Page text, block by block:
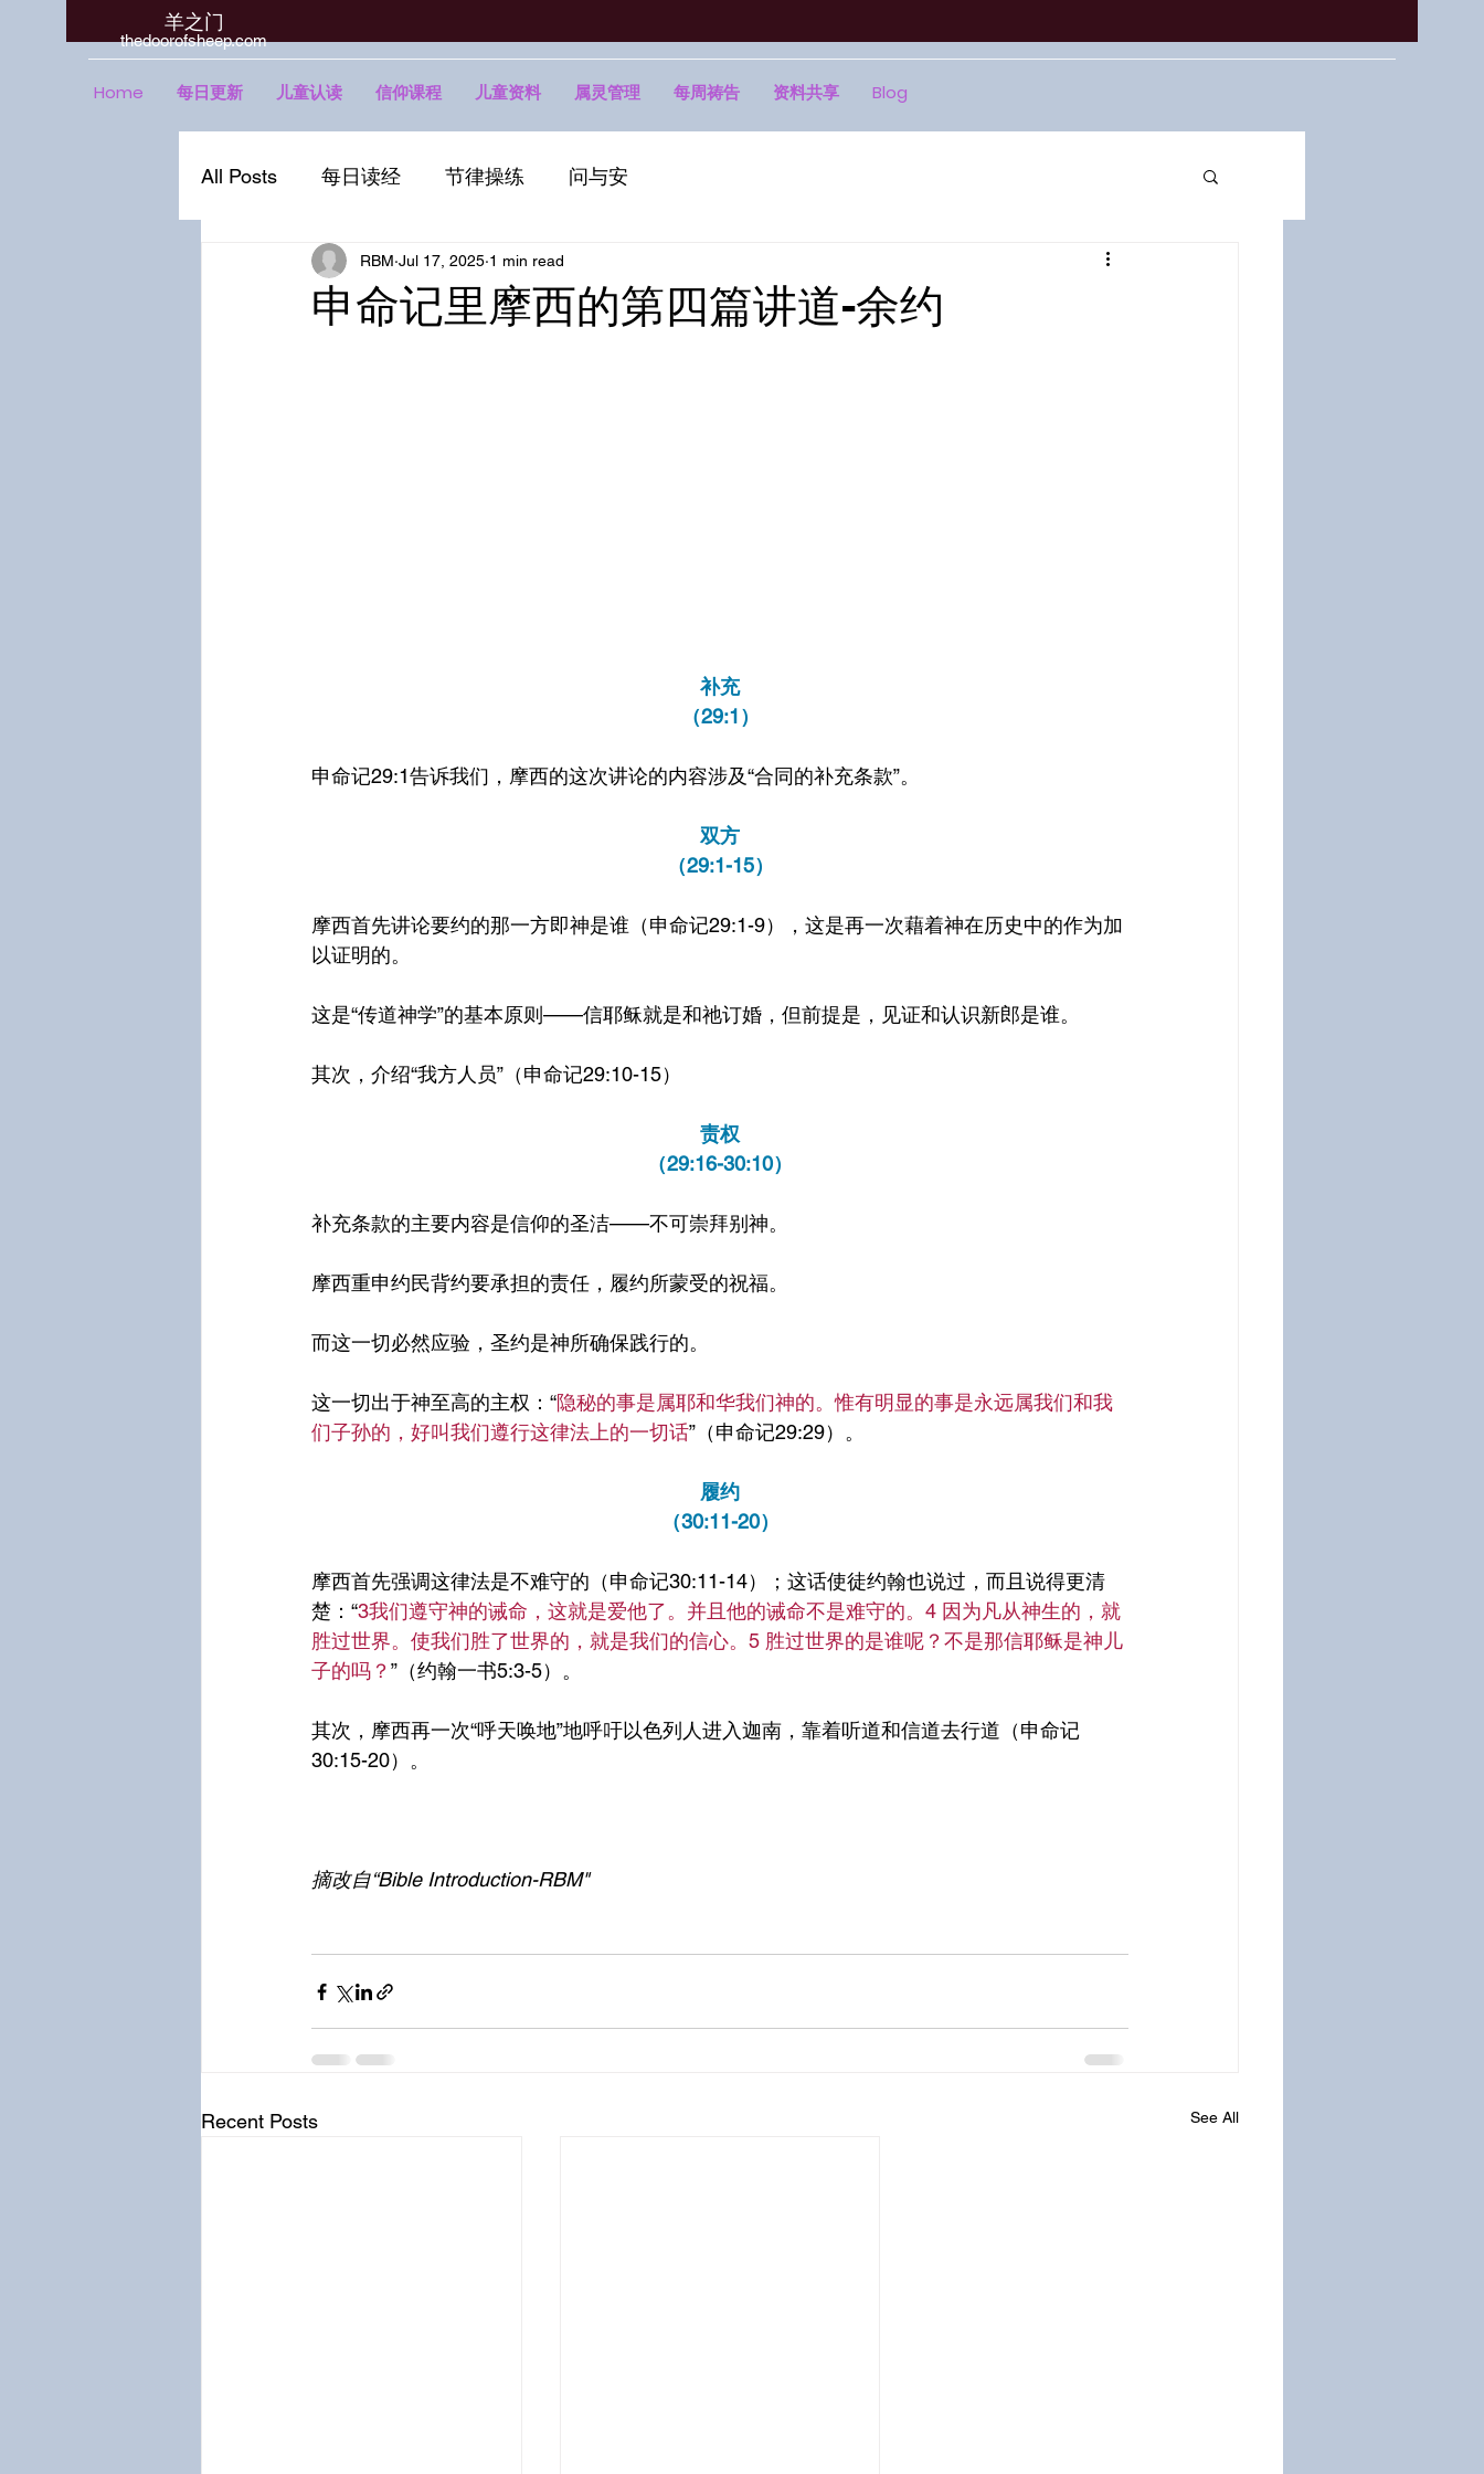
羊之门
​thedoorofsheep.com
Home 每日更新 儿童认读 信仰课程 儿童资料 属灵管理 每周祷告 资料共享 Blog
All Posts 每日读经 节律操练 问与安
申命记里摩西的第四篇讲道-余约
RBM Jul 17, 2025 1 min read
补充
（29:1）
申命记29:1告诉我们，摩西的这次讲论的内容涉及“合同的补充条款”。
双方
（29:1-15）
摩西首先讲论要约的那一方即神是谁（申命记29:1-9），这是再一次藉着神在历史中的作为加
以证明的。
这是“传道神学”的基本原则——信耶稣就是和祂订婚，但前提是，见证和认识新郎是谁。
其次，介绍“我方人员”（申命记29:10-15）
责权
（29:16-30:10）
补充条款的主要内容是信仰的圣洁——不可崇拜别神。
摩西重申约民背约要承担的责任，履约所蒙受的祝福。
而这一切必然应验，圣约是神所确保践行的。
这一切出于神至高的主权：“隐秘的事是属耶和华我们神的。惟有明显的事是永远属我们和我
们子孙的，好叫我们遵行这律法上的一切话”（申命记29:29）。
履约
（30:11-20）
摩西首先强调这律法是不难守的（申命记30:11-14）；这话使徒约翰也说过，而且说得更清
楚：“3我们遵守神的诫命，这就是爱他了。并且他的诫命不是难守的。4 因为凡从神生的，就
胜过世界。使我们胜了世界的，就是我们的信心。5 胜过世界的是谁呢？不是那信耶稣是神儿
子的吗？ ”（约翰一书5:3-5）。
其次，摩西再一次“呼天唤地”地呼吁以色列人进入迦南，靠着听道和信道去行道（申命记
30:15-20）。
摘改自“Bible Introduction-RBM"
Recent Posts See All